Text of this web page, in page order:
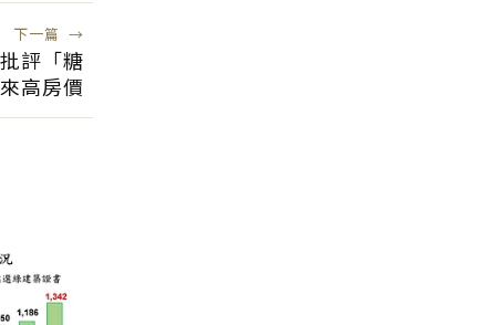
下一篇 →
評「糖
高房價